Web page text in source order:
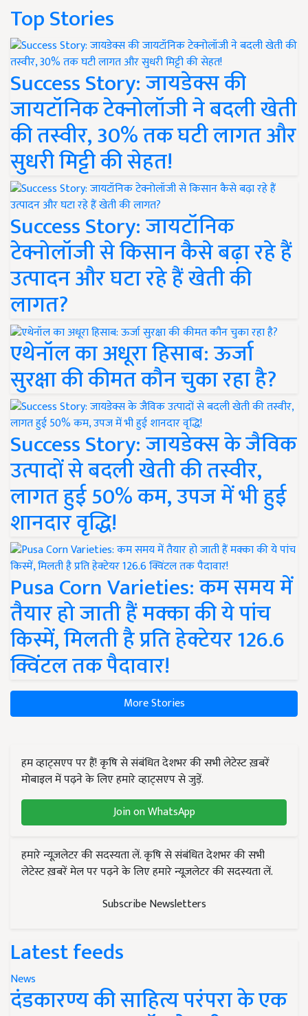
Top Stories
Success Story: जायडेक्स की
जायटॉनिक टेक्नोलॉजी ने बदली खेती
की तस्वीर, 30% तक घटी लागत और
सुधरी मिट्टी की सेहत!
Success Story: जायटॉनिक
टेक्नोलॉजी से किसान कैसे बढ़ा रहे हैं
उत्पादन और घटा रहे हैं खेती की
लागत?
एथेनॉल का अधूरा हिसाब: ऊर्जा
सुरक्षा की कीमत कौन चुका रहा है?
Success Story: जायडेक्स के जैविक
उत्पादों से बदली खेती की तस्वीर,
लागत हुई 50% कम, उपज में भी हुई
शानदार वृद्धि!
Pusa Corn Varieties: कम समय में
तैयार हो जाती हैं मक्का की ये पांच
किस्में, मिलती है प्रति हेक्टेयर 126.6
क्विंटल तक पैदावार!
More Stories
हम व्हाट्सएप पर हैं! कृषि से संबंधित देशभर की सभी लेटेस्ट ख़बरें
मोबाइल में पढ़ने के लिए हमारे व्हाट्सएप से जुड़ें.
Join on WhatsApp
हमारे न्यूज़लेटर की सदस्यता लें. कृषि से संबंधित देशभर की सभी
लेटेस्ट ख़बरें मेल पर पढ़ने के लिए हमारे न्यूज़लेटर की सदस्यता लें.
Subscribe Newsletters
Latest feeds
News
दंडकारण्य की साहित्य परंपरा के एक